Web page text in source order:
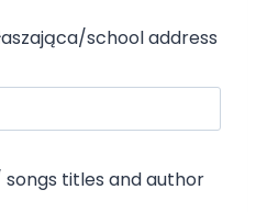
school address
songs titles and author